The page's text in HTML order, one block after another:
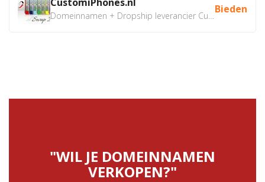
Bieden
"WIL JE DOMEINNAMEN
VERKOPEN?"